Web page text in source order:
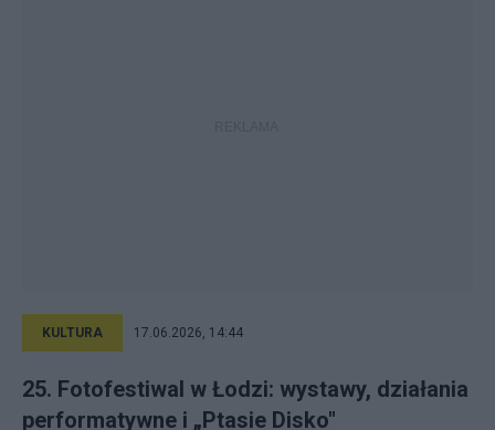
KULTURA 17.06.2026, 14:44
25. Fotofestiwal w Łodzi: wystawy, działania
performatywne i „Ptasie Disko"